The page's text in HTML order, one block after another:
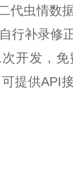
代虫情数
行补录修
开发，
提供API